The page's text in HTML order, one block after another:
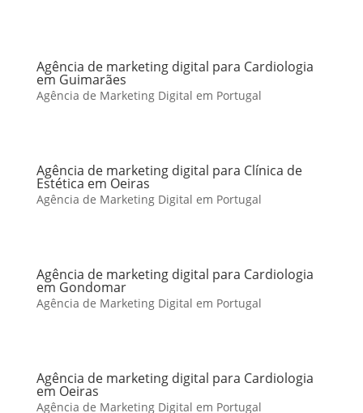
Agência de marketing digital para Cardiologia
em Guimarães
Agência de Marketing Digital em Portugal
Agência de marketing digital para Clínica de
Estética em Oeiras
Agência de Marketing Digital em Portugal
Agência de marketing digital para Cardiologia
em Gondomar
Agência de Marketing Digital em Portugal
Agência de marketing digital para Cardiologia
em Oeiras
Agência de Marketing Digital em Portugal